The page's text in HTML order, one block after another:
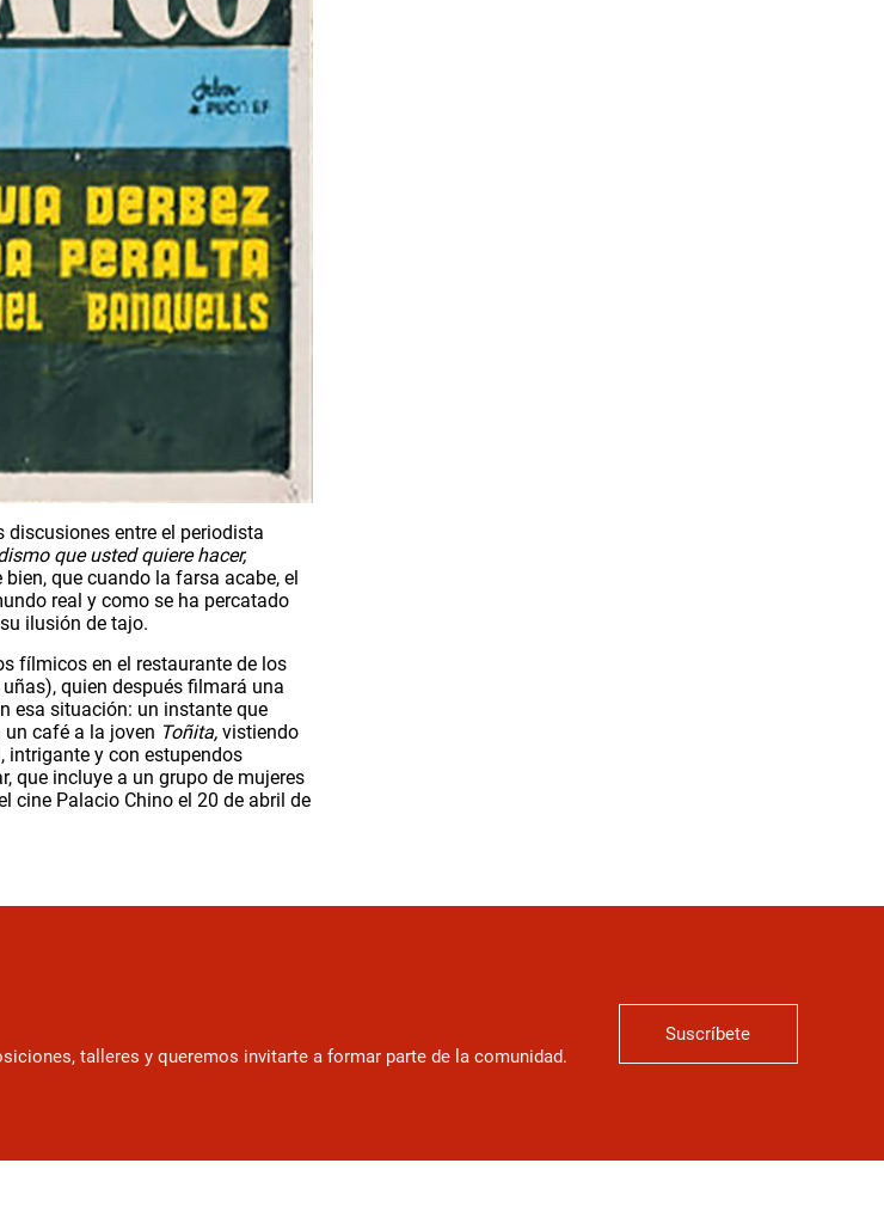
que usted quiere hacer,
bien, que cuando la farsa acabe, el
real y como se ha percatado
ilusión de tajo.
fílmicos en el restaurante de los
quien después filmará una
esa situación: un instante que
café a la joven Toñita, vistiendo
y con estupendos
que incluye a un grupo de mujeres
cine Palacio Chino el 20 de abril de
talleres y queremos invitarte a formar parte de la comunidad.
Suscríbete